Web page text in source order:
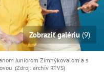
Zobraziť galériu (9)
Juniorom Zimnýkovalom a s
(Zdroj: archív RTVS)